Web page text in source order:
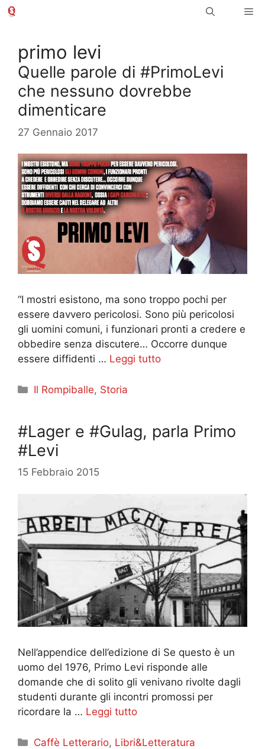
Vai
primo levi
Quelle parole di #PrimoLevi
che nessuno dovrebbe
dimenticare
27 Gennaio 2017
“I mostri esistono, ma sono troppo pochi per
essere davvero pericolosi. Sono più pericolosi
gli uomini comuni, i funzionari pronti a credere e
obbedire senza discutere… Occorre dunque
essere diffidenti … Leggi tutto
Categorie
Il Rompiballe, Storia
#Lager e #Gulag, parla Primo
#Levi
15 Febbraio 2015
Nell’appendice dell’edizione di Se questo è un
uomo del 1976, Primo Levi risponde alle
domande che di solito gli venivano rivolte dagli
studenti durante gli incontri promossi per
ricordare la … Leggi tutto
Categorie
Caffè Letterario, Libri&Letteratura